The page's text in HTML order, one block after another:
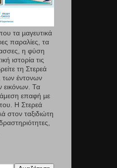
τα µαγευτικά
παραλίες, τα
η φύση
ιστορία τις
τη Στερεά
των έντονων
εικόνων. Τα
άμεση επαφή µε
Η Στερεά
στον ταξιδιώτη